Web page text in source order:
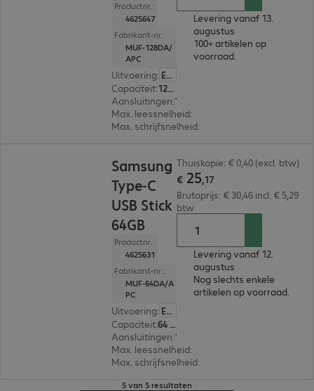
Productnr.:
4625647
Fabrikant-nr.:
MUF-128DA/
APC
Uitvoering: Europa
Capaciteit:
128 GB
Aansluitingen:
Max. leessnelheid:
Max. schrijfsnelheid:
Levering vanaf 13.
augustus
100+ artikelen op
voorraad.
Samsung
Type-C
USB Stick
64GB
Productnr.:
4625631
Fabrikant-nr.:
MUF-64DA/A
PC
Uitvoering: Europa
Capaciteit:
64 GB
Aansluitingen:
Max. leessnelheid:
Max. schrijfsnelheid:
Thuiskopie: € 0,40 (excl. btw)
€ 25,17
Brutoprijs: € 30,46 incl. € 5,29
btw
Levering vanaf 12.
augustus
Nog slechts enkele
artikelen op voorraad.
5 van 5 resultaten